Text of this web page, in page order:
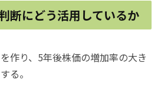
断にどう活用しているか
作り、5年後株価の増加率の大き
る。